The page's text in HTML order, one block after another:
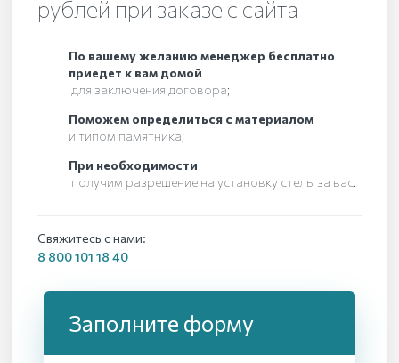
рублей при заказе с сайта
По вашему желанию менеджер бесплатно
приедет к вам домой
для заключения договора;
Поможем определиться с материалом
и типом памятника;
При необходимости
получим разрешение на установку стелы за вас.
Свяжитесь с нами:
8 800 101 18 40
Заполните форму